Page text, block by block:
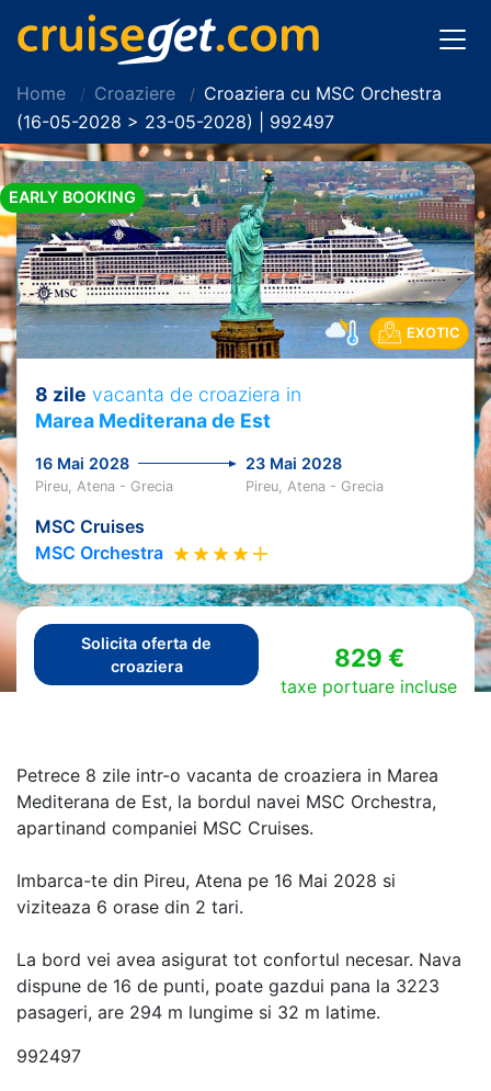
Home Croaziere
Croaziera cu MSC Orchestra
(16-05-2028 > 23-05-2028) | 992497
EARLY BOOKING
EXOTIC
8 zile vacanta de croaziera in
Marea Mediterana de Est
16 Mai 2028 23 Mai 2028
Pireu, Atena - Grecia Pireu, Atena - Grecia
MSC Cruises
MSC Orchestra
Solicita oferta de
croaziera
829 €
taxe portuare incluse
Petrece 8 zile intr-o vacanta de croaziera in Marea
Mediterana de Est, la bordul navei MSC Orchestra,
apartinand companiei MSC Cruises.
Imbarca-te din Pireu, Atena pe 16 Mai 2028 si
viziteaza 6 orase din 2 tari.
La bord vei avea asigurat tot confortul necesar. Nava
dispune de 16 de punti, poate gazdui pana la 3223
pasageri, are 294 m lungime si 32 m latime.
992497